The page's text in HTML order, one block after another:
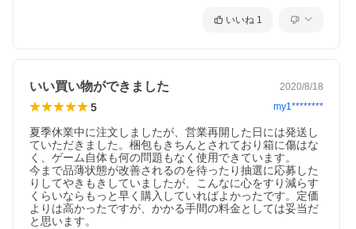
いいね 1
いい買い物ができました 2020/8/18
5 my1********
夏季休業中に注文しましたが、営業再開した日には発送し
ていただきました。梱包もきちんとされており箱に傷はな
く、ゲーム自体も何の問題もなく使用できています。
今まで品薄状態が改善されるのを待ったり抽選に応募した
りしてやきもきしていましたが、こんなに心をすり減らす
くらいならもっと早く購入していればよかったです。定価
よりは高かったですが、かかる手間の料金としては妥当だ
と思います。